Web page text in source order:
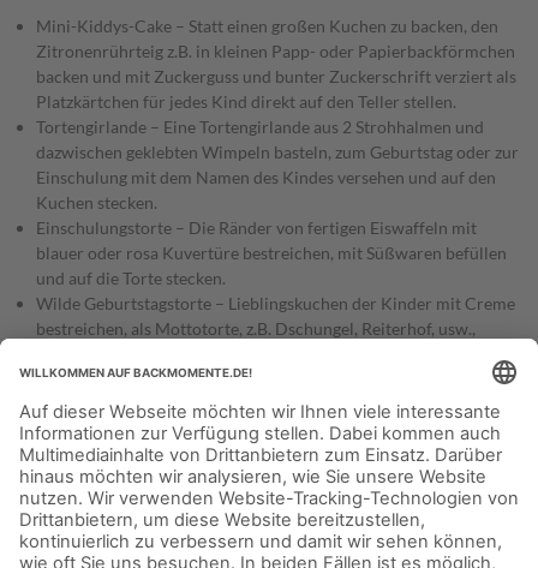
Mini-Kiddys-Cake – Statt einen großen Kuchen zu backen, den
Zitronenrührteig z.B. in kleinen Papp- oder Papierbackförmchen
backen und mit Zuckerguss und bunter Zuckerschrift verziert als
Platzkärtchen für jedes Kind direkt auf den Teller stellen.
Tortengirlande – Eine Tortengirlande aus 2 Strohhalmen und
dazwischen geklebten Wimpeln basteln, zum Geburtstag oder zur
Einschulung mit dem Namen des Kindes versehen und auf den
Kuchen stecken.
Einschulungstorte – Die Ränder von fertigen Eiswaffeln mit
blauer oder rosa Kuvertüre bestreichen, mit Süßwaren befüllen
und auf die Torte stecken.
Wilde Geburtstagstorte – Lieblingskuchen der Kinder mit Creme
bestreichen, als Mottotorte, z.B. Dschungel, Reiterhof, usw.,
gibt es die Tiere schon als Geschenke mit dabei.